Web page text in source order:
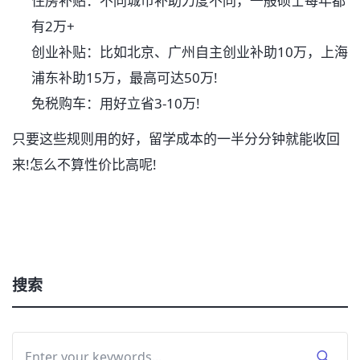
有2万+
创业补贴：比如北京、广州自主创业补助10万，上海
浦东补助15万，最高可达50万!
免税购车：用好立省3-10万!
只要这些规则用的好，留学成本的一半分分钟就能收回
来!怎么不算性价比高呢!
搜索